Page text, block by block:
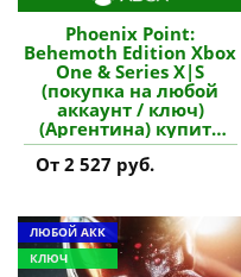
Phoenix Point:
Behemoth Edition Xbox
One & Series X|S
(покупка на любой
аккаунт / ключ)
(Аргентина) купить
игру
От 2 527 руб.
ЛЮБОЙ АКК
КЛЮЧ